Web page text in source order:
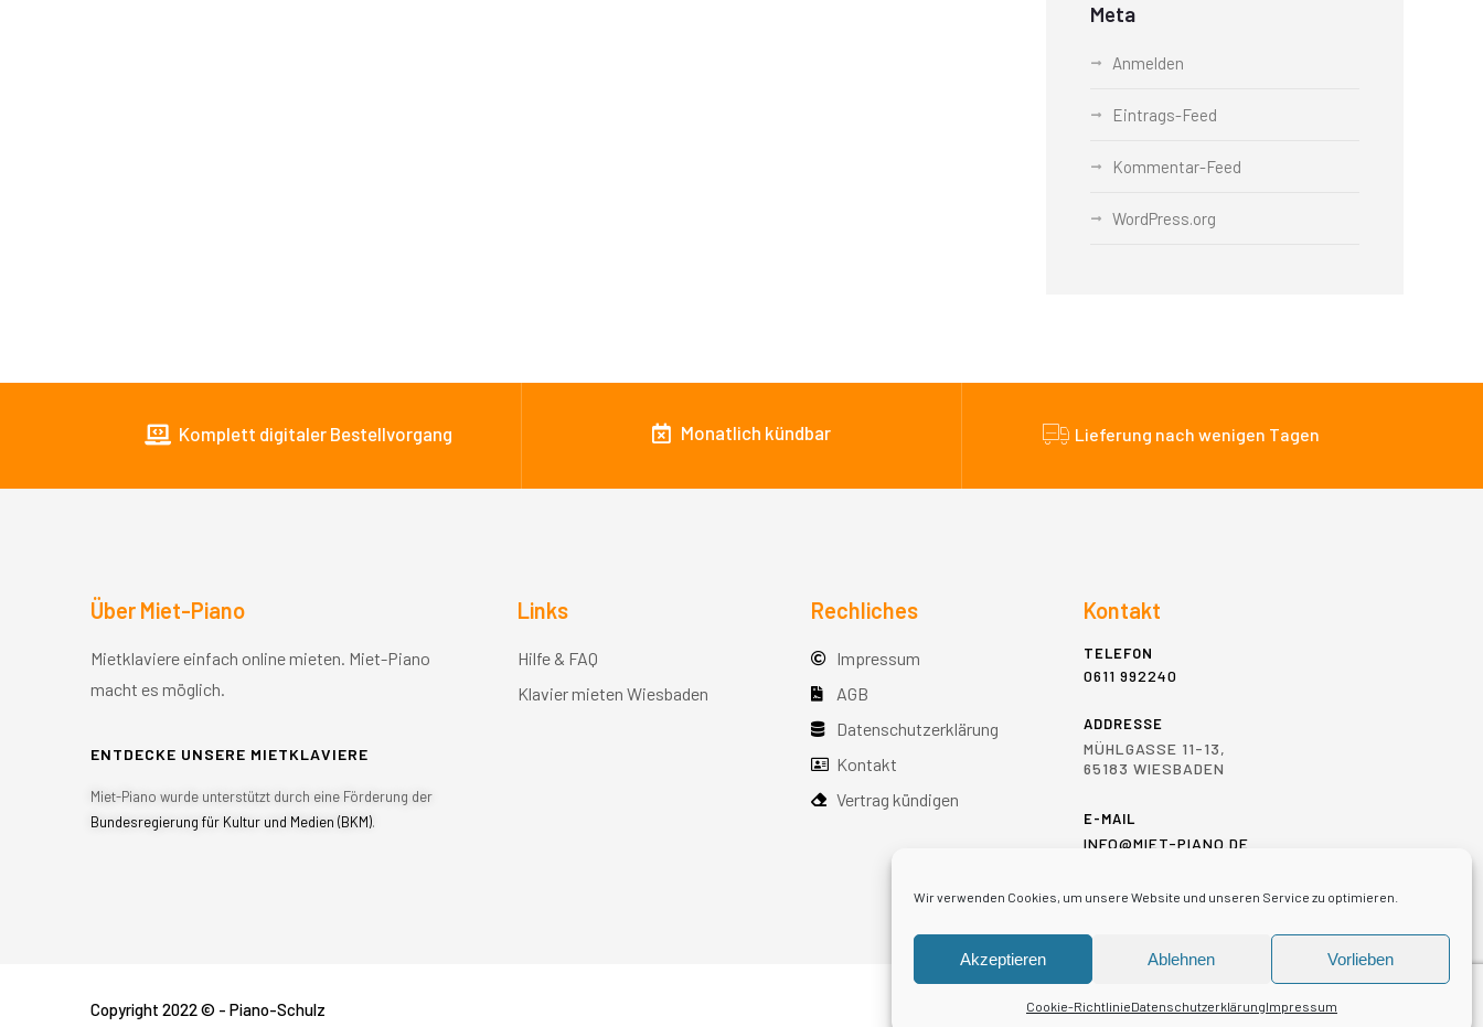
Wir verwenden Cookies, um unsere Website und unseren Service zu optimieren.
Akzeptieren Ablehnen Vorlieben
Cookie-RichtlinieDatenschutzerklärungImpressum
Meta
Anmelden
Eintrags-Feed
Kommentar-Feed
WordPress.org
Komplett digitaler Bestellvorgang Monatlich kündbar Lieferung nach wenigen Tagen
Über Miet-Piano
Mietklaviere einfach online mieten. Miet-Piano
macht es möglich.
ENTDECKE UNSERE MIETKLAVIERE
Miet-Piano wurde unterstützt durch eine Förderung der
Bundesregierung für Kultur und Medien (BKM).
Links
Hilfe & FAQ
Klavier mieten Wiesbaden
Rechliches
Impressum
AGB
Datenschutzerklärung
Kontakt
Vertrag kündigen
Kontakt
TELEFON
0611 992240
ADDRESSE
MÜHLGASSE 11-13,
65183 WIESBADEN
E-MAIL
INFO@MIET-PIANO.DE
Copyright 2022 © - Piano-Schulz